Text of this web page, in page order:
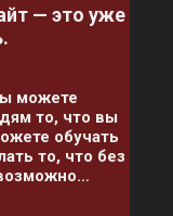
— это уже
можете
то, что вы
обучать
то, что без